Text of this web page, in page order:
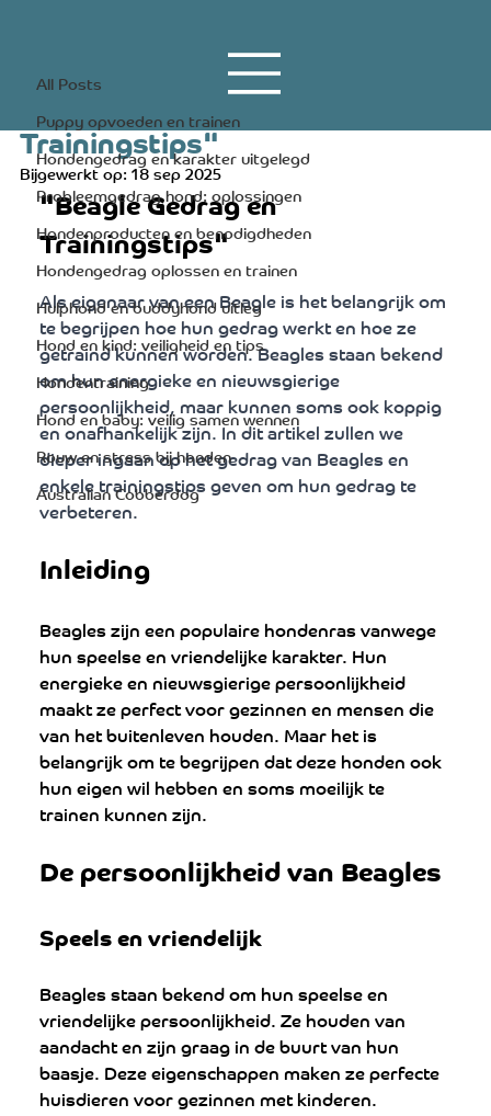
All Posts
Puppy opvoeden en trainen
Hondengedrag en karakter uitgelegd
Probleemgedrag hond: oplossingen
Hondenproducten en benodigdheden
Hondengedrag oplossen en trainen
Hulphond en buddyhond uitleg
Hond en kind: veiligheid en tips
Hondentraining
Hond en baby: veilig samen wennen
Rouw en stress bij honden
Australian Cobberdog
"Beagle Gedrag en
Trainingstips"
3 minuten om te lezen
Bijgewerkt op:18 sep 2025
"Beagle Gedrag en
Trainingstips"
Als eigenaar van een Beagle is het belangrijk om
te begrijpen hoe hun gedrag werkt en hoe ze
getraind kunnen worden. Beagles staan ​​bekend
om hun energieke en nieuwsgierige
persoonlijkheid, maar kunnen soms ook koppig
en onafhankelijk zijn. In dit artikel zullen we
dieper ingaan op het gedrag van Beagles en
enkele trainingstips geven om hun gedrag te
verbeteren.
Inleiding
Beagles zijn een populaire hondenras vanwege
hun speelse en vriendelijke karakter. Hun
energieke en nieuwsgierige persoonlijkheid
maakt ze perfect voor gezinnen en mensen die
van het buitenleven houden. Maar het is
belangrijk om te begrijpen dat deze honden ook
hun eigen wil hebben en soms moeilijk te
trainen kunnen zijn.
De persoonlijkheid van Beagles
Speels en vriendelijk
Beagles staan ​​bekend om hun speelse en
vriendelijke persoonlijkheid. Ze houden van
aandacht en zijn graag in de buurt van hun
baasje. Deze eigenschappen maken ze perfecte
huisdieren voor gezinnen met kinderen.